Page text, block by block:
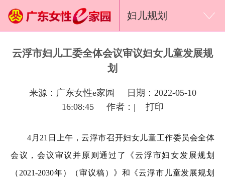
妇儿规划
云浮市妇儿工委全体会议审议妇女儿童发展规
划
来源：广东女性e家园 日期：2022-05-10
16:08:45 作者：| 打印
4月21日上午，云浮市召开妇女儿童工作委员会全体
会议，会议审议并原则通过了《云浮市妇女发展规划
（2021-2030年）（审议稿）》和《云浮市儿童发展规划